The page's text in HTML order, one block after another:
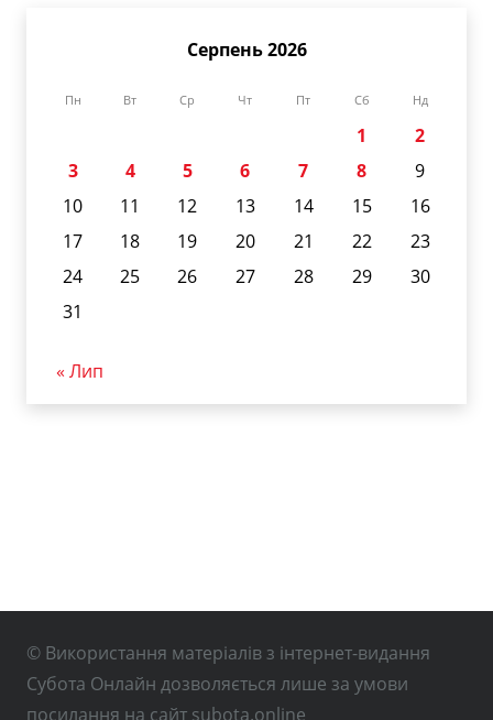
Серпень 2026
Пн Вт Ср Чт Пт Сб Нд
1
2
3
4 5 6 7 8
9
10
11 12 13 14 15
16
17
18 19 20 21 22
23
24
25 26 27 28 29
30
31
« Лип
© Використання матеріалів з інтернет-видання
Субота Онлайн дозволяється лише за умови
посилання на сайт subota.online